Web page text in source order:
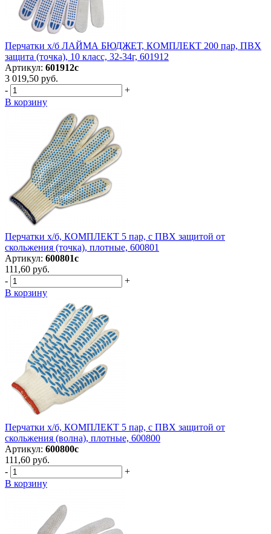
Перчатки х/б ЛАЙМА БЮДЖЕТ, КОМПЛЕКТ 200 пар, ПВХ
защита (точка), 10 класс, 32-34г, 601912
Артикул: 601912с
3 019,50 руб.
-
+
В корзину
Перчатки х/б, КОМПЛЕКТ 5 пар, с ПВХ защитой от
скольжения (точка), плотные, 600801
Артикул: 600801с
111,60 руб.
-
+
В корзину
Перчатки х/б, КОМПЛЕКТ 5 пар, с ПВХ защитой от
скольжения (волна), плотные, 600800
Артикул: 600800с
111,60 руб.
-
+
В корзину